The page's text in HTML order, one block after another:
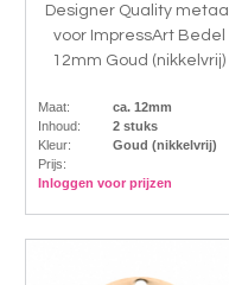
Designer Quality metaal
voor ImpressArt Bedel
12mm Goud (nikkelvrij)
Maat:
ca. 12mm
Inhoud:
2 stuks
Kleur:
Goud (nikkelvrij)
Prijs:
Inloggen voor prijzen